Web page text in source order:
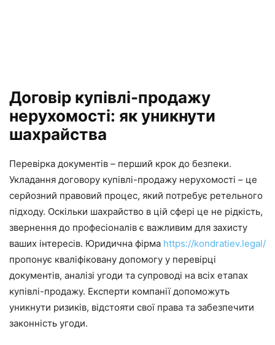
Договір купівлі-продажу
нерухомості: як уникнути
шахрайства
Перевірка документів – перший крок до безпеки.
Укладання договору купівлі-продажу нерухомості – це
серйозний правовий процес, який потребує ретельного
підходу. Оскільки шахрайство в цій сфері це не рідкість,
звернення до професіоналів є важливим для захисту
ваших інтересів. Юридична фірма https://kondratiev.legal/
пропонує кваліфіковану допомогу у перевірці
документів, аналізі угоди та супроводі на всіх етапах
купівлі-продажу. Експерти компанії допоможуть
уникнути ризиків, відстояти свої права та забезпечити
законність угоди.